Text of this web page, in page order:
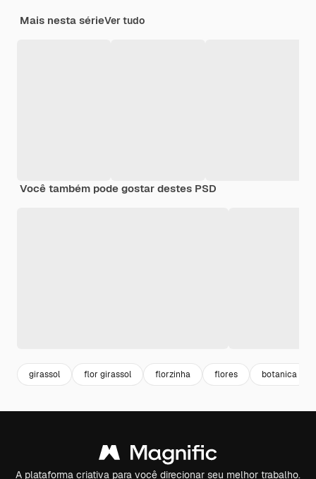
Mais nesta sérieVer tudo
Você também pode gostar destes PSD
girassol flor girassol florzinha flores botanica
A plataforma criativa para você direcionar seu melhor trabalho.